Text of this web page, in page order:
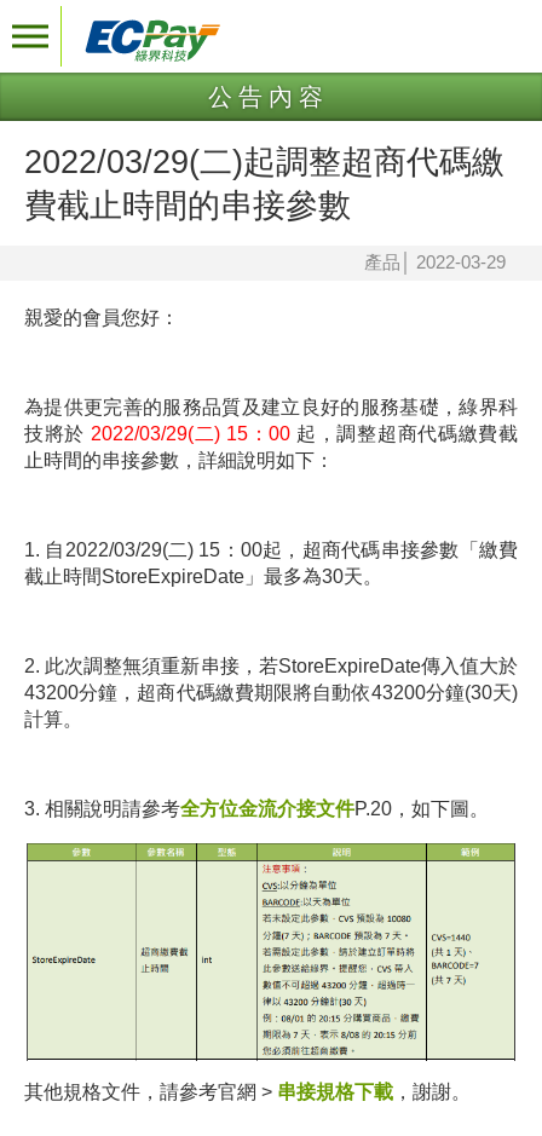
公告內容
2022/03/29(二)起調整超商代碼繳
費截止時間的串接參數
產品 2022-03-29
親愛的會員您好：
為提供更完善的服務品質及建立良好的服務基礎，綠界科
技將於 2022/03/29(二) 15：00 起，調整超商代碼繳費截
止時間的串接參數，詳細說明如下：
1. 自2022/03/29(二) 15：00起，超商代碼串接參數「繳費
截止時間StoreExpireDate」最多為30天。
2. 此次調整無須重新串接，若StoreExpireDate傳入值大於
43200分鐘，超商代碼繳費期限將自動依43200分鐘(30天)
計算。
3. 相關說明請參考全方位金流介接文件P.20，如下圖。
其他規格文件，請參考官網 > 串接規格下載 ，謝謝。